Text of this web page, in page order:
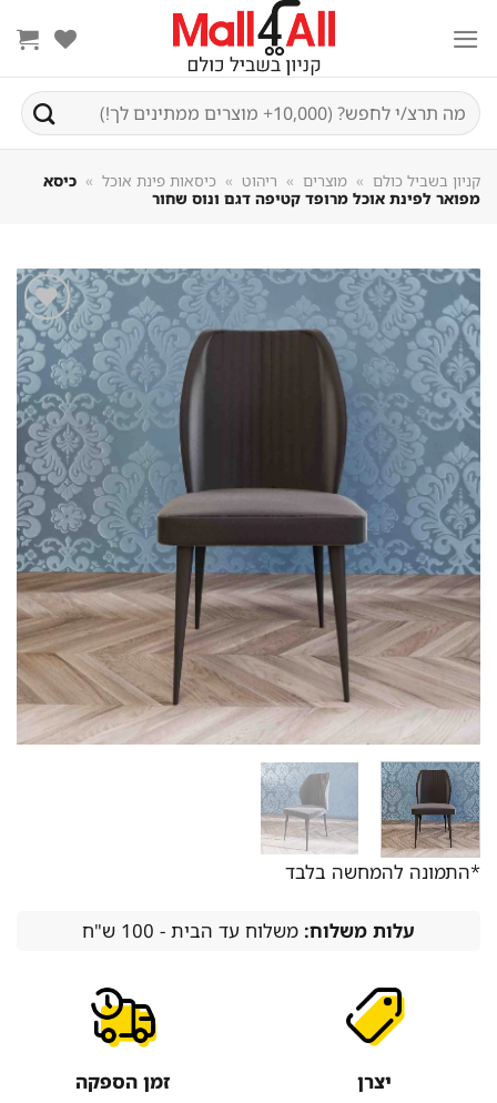
חיפוש
עבור:
קניון בשביל כולם » מוצרים » ריהוט » כיסאות פינת אוכל » כיסא
מפואר לפינת אוכל מרופד קטיפה דגם ונוס שחור
שמור
מוצר
במועדפים
*התמונה להמחשה בלבד
עלות משלוח:משלוח עד הבית - 100 ש"ח
יצרן
זמן הספקה